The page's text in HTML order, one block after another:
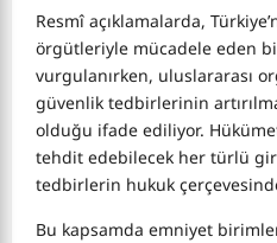
Resmî açıklamalarda,
örgütleriyle mücadele eden
vurgulanırken, uluslararası
güvenlik tedbirlerinin
olduğu ifade ediliyor.
tehdit edebilecek her türlü
tedbirlerin hukuk
Bu kapsamda emniyet